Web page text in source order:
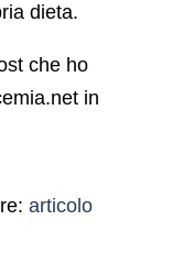
dieta.
che ho
in
articolo